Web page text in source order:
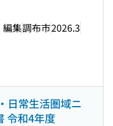
編集調布市2026.3
日常生活圏域ニ
令和4年度